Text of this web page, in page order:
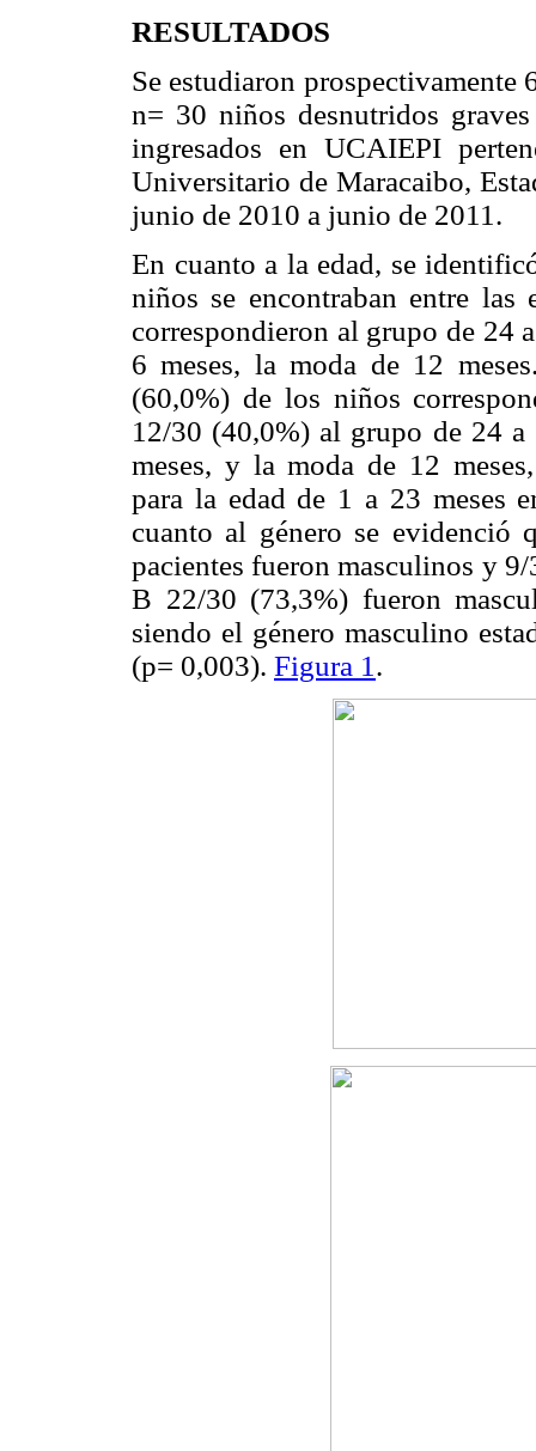
RESULTADOS
Se estudiaron
n= 30 niños desnutridos
ingresados en UCAIEPI
Universitario de Maracaibo,
junio de 2010 a junio de 2011.
En cuanto a la edad, se
niños se encontraban entre
correspondieron al grupo de 24
6 meses, la moda de 12
(60,0%) de los niños
12/30 (40,0%) al grupo de 24
meses, y la moda de 12
para la edad de 1 a 23 meses
cuanto al género se
pacientes fueron masculinos y
B 22/30 (73,3%) fueron
siendo el género masculino
(p= 0,003). Figura 1 .